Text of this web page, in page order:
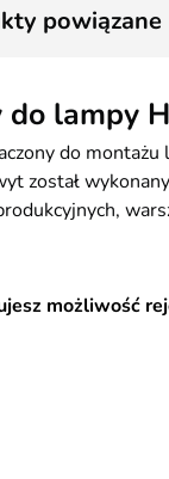
powiązane
lampy
do
został
możliwość